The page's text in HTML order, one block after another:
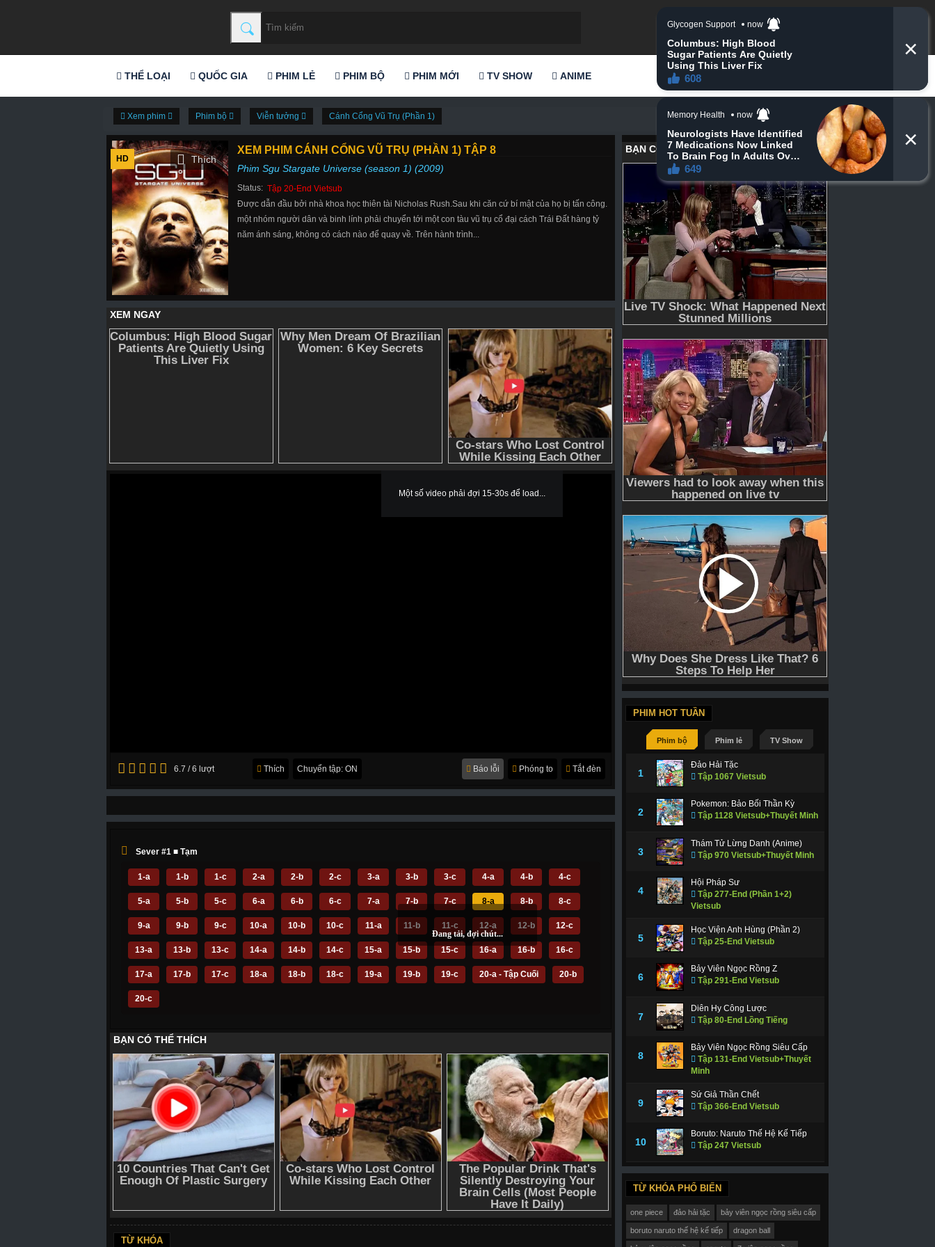
THỂ LOẠI QUỐC GIA PHIM LẺ PHIM BỘ PHIM MỚI TV SHOW ANIME
Xem phim Phim bộ Viễn tưởng Cánh Cổng Vũ Trụ (Phần 1)
HD
XEM PHIM CÁNH CỔNG VŨ TRỤ (PHẦN 1) TẬP 8
Phim Sgu Stargate Universe (season 1) (2009)
Status: Tập 20-End Vietsub
Được dẫn đầu bởi nhà khoa học thiên tài Nicholas Rush.Sau khi căn cứ bí mật của họ bị tấn công.
một nhóm người dân và binh lính phải chuyển tới một con tàu vũ trụ cổ đại cách Trái Đất hàng tỷ
năm ánh sáng, không có cách nào để quay về. Trên hành trình...
Một số video phải đợi 15-30s để load...
6.7 / 6 lượt Thích Chuyển tập: ON Tắt đèn
Phóng to
Báo lỗi
Sever #1 ■ Tạm
1-a 1-b 1-c 2-a 2-b 2-c 3-a 3-b 3-c 4-a 4-b 4-c
5-a 5-b 5-c 6-a 6-b 6-c 7-a 7-b 7-c 8-a 8-b 8-c
9-a 9-b 9-c 10-a 10-b 10-c 11-a 11-b 11-c 12-a 12-b 12-c
13-a 13-b 13-c 14-a 14-b 14-c 15-a 15-b 15-c 16-a 16-b 16-c
17-a 17-b 17-c 18-a 18-b 18-c 19-a 19-b 19-c 20-a - Tập Cuối 20-b
20-c
TỪ KHÓA
PHIM HOT TUẦN
Phim bộ Phim lẻ TV Show
1
Đảo Hải Tặc
Tập 1067 Vietsub
2
Pokemon: Bảo Bối Thần Kỳ
Tập 1128 Vietsub+Thuyết Minh
3
Thám Tử Lừng Danh (Anime)
Tập 970 Vietsub+Thuyết Minh
4
Hội Pháp Sư
Tập 277-End (Phần 1+2)
Vietsub
5
Học Viện Anh Hùng (Phần 2)
Tập 25-End Vietsub
6
Bảy Viên Ngọc Rồng Z
Tập 291-End Vietsub
7
Diên Hy Công Lược
Tập 80-End Lồng Tiếng
8
Bảy Viên Ngọc Rồng Siêu Cấp
Tập 131-End Vietsub+Thuyết
Minh
9
Sứ Giả Thần Chết
Tập 366-End Vietsub
10
Boruto: Naruto Thế Hệ Kế Tiếp
Tập 247 Vietsub
TỪ KHÓA PHỔ BIẾN
one piece đảo hải tặc bảy viên ngọc rồng siêu cấp
boruto naruto thế hệ kế tiếp dragon ball